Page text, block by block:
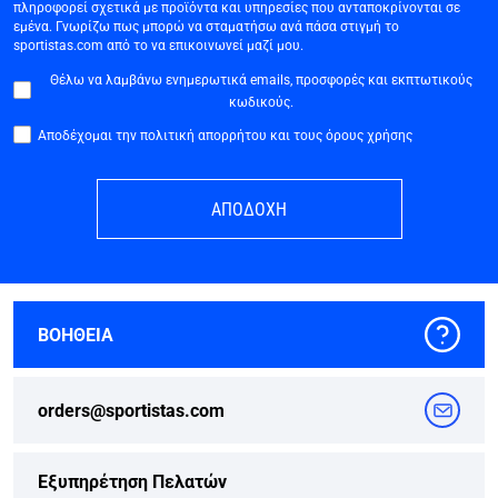
πληροφορεί σχετικά με προϊόντα και υπηρεσίες που ανταποκρίνονται σε
εμένα. Γνωρίζω πως μπορώ να σταματήσω ανά πάσα στιγμή το
sportistas.com από το να επικοινωνεί μαζί μου.
Θέλω να λαμβάνω ενημερωτικά emails, προσφορές και εκπτωτικούς
κωδικούς.
Αποδέχομαι την πολιτική απορρήτου και τους όρους χρήσης
ΑΠΟΔΟΧΗ
ΒΟΗΘΕΙΑ
orders@sportistas.com
Εξυπηρέτηση Πελατών